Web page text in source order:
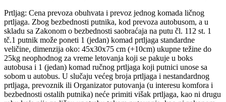
Prtljag: Cena prevoza obuhvata i prevoz jednog komada ličnog
prtljaga. Zbog bezbednosti putnika, kod prevoza autobusom, a u
skladu sa Zakonom o bezbednosti saobraćaja na putu čl. 112 st. 1
tč.1 putnik može poneti 1 (jedan) komad prtljaga standardne
veličine, dimenzija oko: 45x30x75 cm (+10cm) ukupne težine do
25kg neophodnog za vreme letovanja koji se pakuje u boks
autobusa i 1 (jedan) komad ručnog prtljaga koji putnici unose sa
sobom u autobus. U slučaju većeg broja prtljaga i nestandardnog
prtljaga, prevoznik ili Organizator putovanja (u interesu komfora i
bezbednosti ostalih putnika) neće primiti višak prtljaga, kao ni drugu